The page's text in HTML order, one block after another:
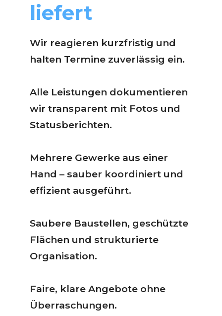
liefert
Wir reagieren kurzfristig und
halten Termine zuverlässig ein.
Alle Leistungen dokumentieren
wir transparent mit Fotos und
Statusberichten.
Mehrere Gewerke aus einer
Hand – sauber koordiniert und
effizient ausgeführt.
Saubere Baustellen, geschützte
Flächen und strukturierte
Organisation.
Faire, klare Angebote ohne
Überraschungen.